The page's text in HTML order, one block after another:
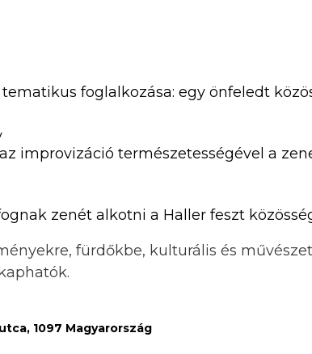
foglalkozása: egy önfeledt
improvizáció természetességével a
zenét alkotni a Haller feszt
fürdőkbe, kulturális és
1097 Magyarország